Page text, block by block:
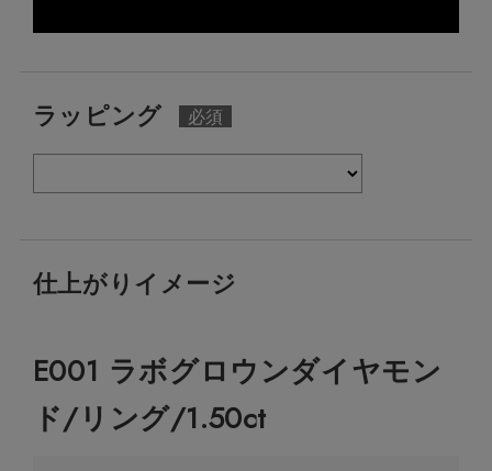
ラッピング
仕上がりイメージ
E001 ラボグロウンダイヤモン
ド/リング/1.50ct